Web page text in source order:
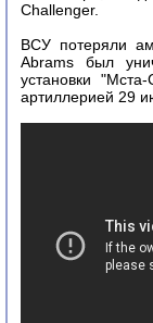
Challenger.
ВСУ потеряли
Abrams был
установки
артиллерией 29